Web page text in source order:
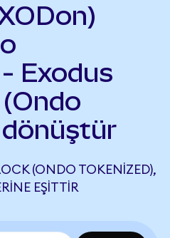
Exodus
dönüştür
(ONDO TOKENIZED),
EŞITTIR